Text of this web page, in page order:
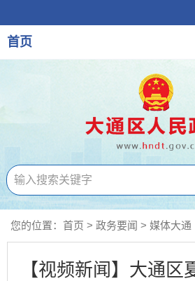
首页
您的位置： 首页 > 政务要闻 > 媒体大通
【视频新闻】大通区